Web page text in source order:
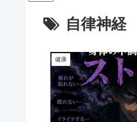
自律神経
健康